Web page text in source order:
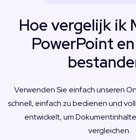
Hoe vergelijk ik
PowerPoint
Verwenden Sie einfach unseren
schnell, einfach zu bedienen und
entwickelt, um
vergleichen.